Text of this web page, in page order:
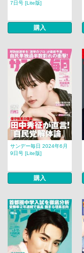
7日号 [Lite版]
購入
サンデー毎日 2024年6月
9日号 [Lite版]
購入